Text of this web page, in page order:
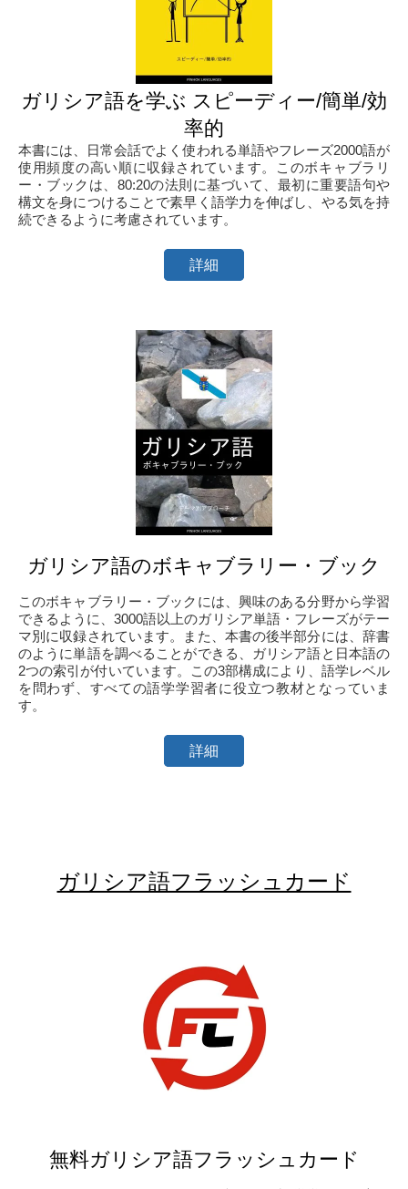
ガリシア語を学ぶ スピーディー/簡単/効
率的
本書には、日常会話でよく使われる単語やフレーズ2000語が
使用頻度の高い順に収録されています。このボキャブラリ
ー・ブックは、80:20の法則に基づいて、最初に重要語句や
構文を身につけることで素早く語学力を伸ばし、やる気を持
続できるように考慮されています。
詳細
ガリシア語のボキャブラリー・ブック
このボキャブラリー・ブックには、興味のある分野から学習
できるように、3000語以上のガリシア単語・フレーズがテー
マ別に収録されています。また、本書の後半部分には、辞書
のように単語を調べることができる、ガリシア語と日本語の
2つの索引が付いています。この3部構成により、語学レベル
を問わず、すべての語学学習者に役立つ教材となっていま
す。
詳細
ガリシア語フラッシュカード
無料ガリシア語フラッシュカード